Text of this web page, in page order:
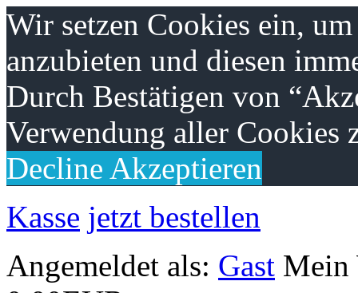
Wir setzen Cookies ein,
anzubieten und diesen
Durch Bestätigen von
Verwendung aller Cookies
Decline Akzeptieren
Kasse jetzt bestellen
Angemeldet als: Gast Mein